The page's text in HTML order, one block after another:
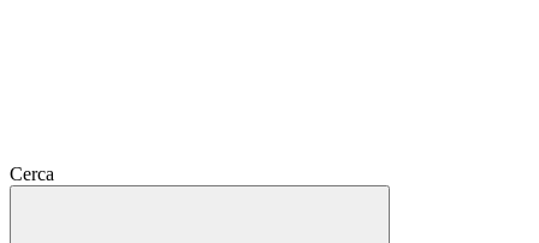
Cerca